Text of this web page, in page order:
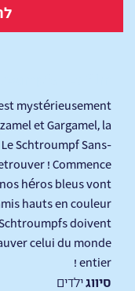
mystérieusement
et Gargamel, la
Schtroumpf Sans-
! Commence
héros bleus vont
hauts en couleur
doivent
celui du monde
entier !
סיווגילדים